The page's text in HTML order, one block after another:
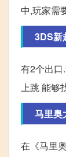
中,玩家需
3DS新
有2个出
上跳 能够
马里奥
在《马里